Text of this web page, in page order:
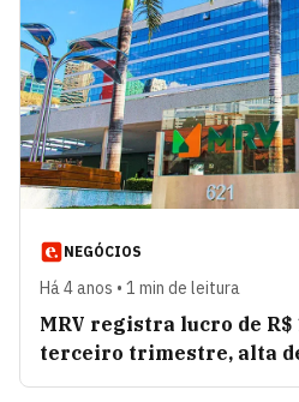
NEGÓCIOS
Há 4 anos • 1 min de leitura
MRV registra lucro de
terceiro trimestre, alta